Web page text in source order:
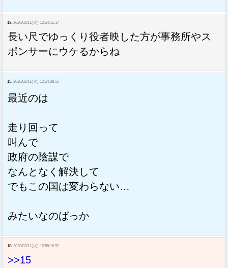
13: 2020/02/11(火) 12:54:15.17
長い尺でゆっくり役者映した方が事務所やス
ポンサーにウケるからね
15: 2020/02/11(火) 12:54:39.55
最近のは
走り回って
叫んで
政府の陰謀で
なんとなく解決して
でもこの国は変わらない…
みたいなのばっか
18: 2020/02/11(火) 12:55:18.92
>>15